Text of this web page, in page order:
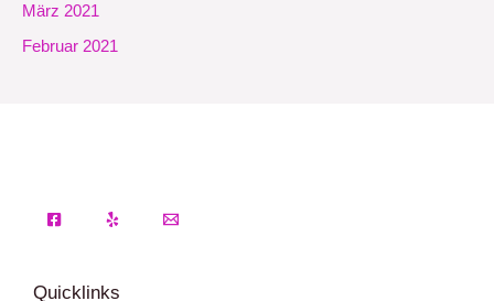
März 2021
Februar 2021
Quicklinks